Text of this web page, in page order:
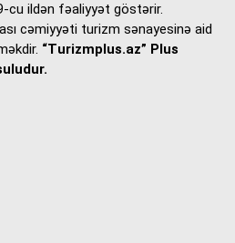
cu ildən fəaliyyət göstərir.
cəmiyyəti turizm sənayesinə aid
“Turizmplus.az” Plus